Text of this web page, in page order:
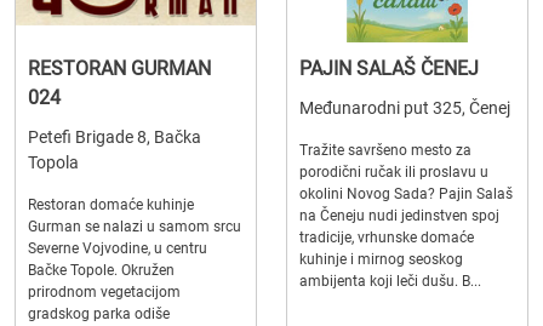
RESTORAN GURMAN
024
Petefi Brigade 8, Bačka
Topola
Restoran domaće kuhinje
Gurman se nalazi u samom srcu
Severne Vojvodine, u centru
Bačke Topole. Okružen
prirodnom vegetacijom
gradskog parka odiše
PAJIN SALAŠ ČENEJ
Međunarodni put 325, Čenej
Tražite savršeno mesto za
porodični ručak ili proslavu u
okolini Novog Sada? Pajin Salaš
na Čeneju nudi jedinstven spoj
tradicije, vrhunske domaće
kuhinje i mirnog seoskog
ambijenta koji leči dušu. B...